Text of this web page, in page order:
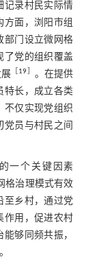
记录村民实际情
方面，浏阳市组
部门设立微网格
了党的组织覆盖
19
。在提供
特长，成立各类
不仅实现党组织
员与村民之间
一个关键因素
格治理模式有效
至乡村，通过党
作用，促进农村
够同频共振，